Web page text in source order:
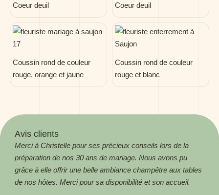
Coeur deuil Coeur deuil
Coussin rond de couleur
rouge, orange et jaune
Coussin rond de couleur
rouge et blanc
Avis clients
Merci à Christelle pour ses précieux conseils lors de la
préparation de nos 30 ans de mariage. Nous avons pu
grâce à elle offrir une belle ambiance champêtre aux tables
de nos hôtes. Merci pour sa disponibilité et son accueil.